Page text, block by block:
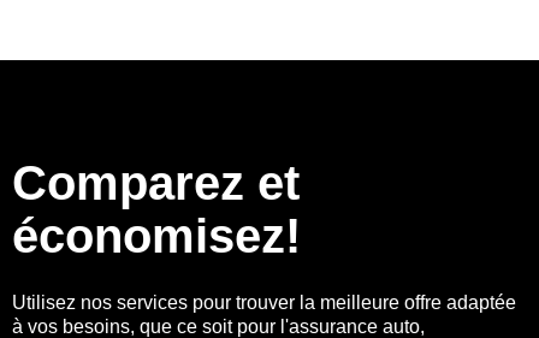
Comparez et
économisez!
Utilisez nos services pour trouver la meilleure offre adaptée
à vos besoins, que ce soit pour l'assurance auto,